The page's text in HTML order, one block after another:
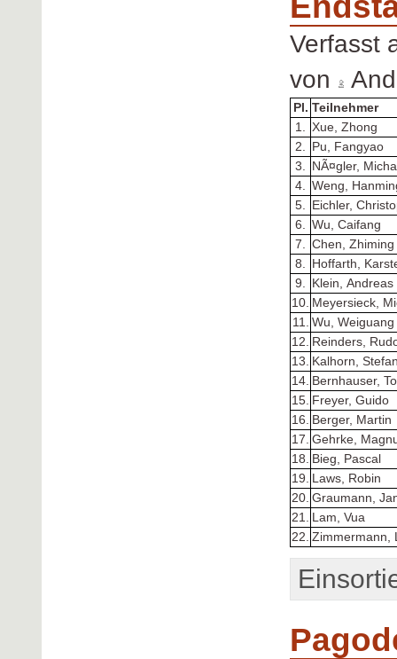
Verfasst
von
Pl. Teilnehmer
1.
Xue, Zhong
2.
Pu, Fangyao
3.
NÃ¤gler,
4.
Weng,
5.
Eichler,
6.
Wu, Caifang
7.
Chen, Zhiming
8.
Hoffarth,
9.
Klein, Andreas
10. Meyersieck,
11.
Wu, Weiguang
12. Reinders,
13. Kalhorn,
14. Bernhauser,
15. Freyer, Guido
16. Berger, Martin
17. Gehrke,
18. Bieg, Pascal
19. Laws, Robin
20. Graumann,
21.
Lam, Vua
22. Zimmermann,